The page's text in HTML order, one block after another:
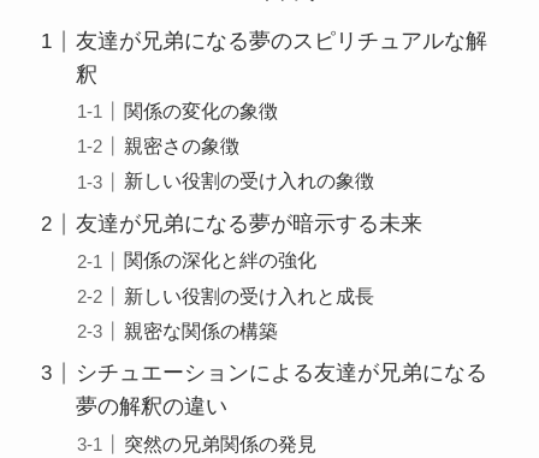
友達が兄弟になる夢のスピリチュアルな解
釈
関係の変化の象徴
親密さの象徴
新しい役割の受け入れの象徴
友達が兄弟になる夢が暗示する未来
関係の深化と絆の強化
新しい役割の受け入れと成長
親密な関係の構築
シチュエーションによる友達が兄弟になる
夢の解釈の違い
突然の兄弟関係の発見